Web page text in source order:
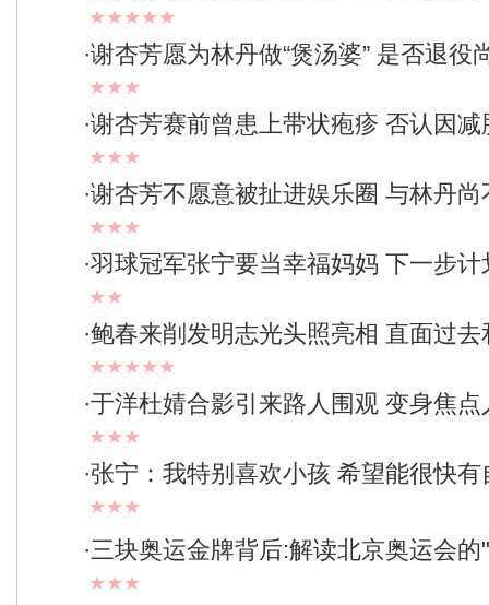
★★★★★
·谢杏芳愿为林丹做“煲汤婆” 是否退役
★★★
·谢杏芳赛前曾患上带状疱疹 否认因减
★★★
·谢杏芳不愿意被扯进娱乐圈 与林丹尚
★★★
·羽球冠军张宁要当幸福妈妈 下一步计
★★
·鲍春来削发明志光头照亮相 直面过去
★★★★★
·于洋杜婧合影引来路人围观 变身焦点
★★★
·张宁：我特别喜欢小孩 希望能很快有
★★★
·三块奥运金牌背后:解读北京奥运会的
★★★